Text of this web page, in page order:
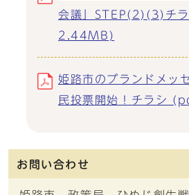
会議」STEP(2)(3)チ
2.44MB)
姫路市のブランドメッ
民投票開始！チラシ
お問い合わせ